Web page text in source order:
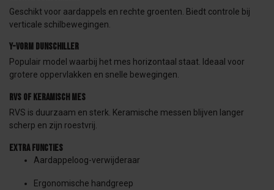
Geschikt voor aardappels en rechte groenten. Biedt controle bij
verticale schilbewegingen.
Y-vorm dunschiller
Populair model waarbij het mes horizontaal staat. Ideaal voor
grotere oppervlakken en snelle bewegingen.
RVS of keramisch mes
RVS is duurzaam en sterk. Keramische messen blijven langer
scherp en zijn roestvrij.
Extra functies
Aardappeloog-verwijderaar
Ergonomische handgreep